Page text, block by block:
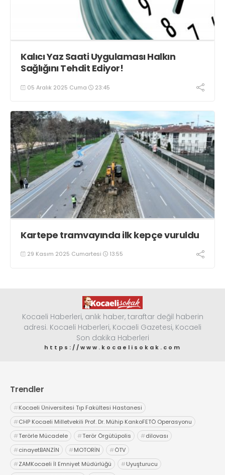
Kalıcı Yaz Saati Uygulaması Halkın
Sağlığını Tehdit Ediyor!
05 Aralık 2025 Cuma 23:45
Kartepe tramvayında ilk kepçe vuruldu
29 Kasım 2025 Cumartesi 13:55
Kocaeli Haberleri, anlık haber, taraftar değil haberin
adresi. Kocaeli Haberleri, Kocaeli Gazetesi, Kocaeli
Son dakika Haberleri
https://www.kocaelisokak.com
Trendler
#Kocaeli Üniversitesi Tıp Fakültesi Hastanesi
#CHP Kocaeli Milletvekili Prof. Dr. Mühip KankoFETÖ Operasyonu
#Terörle Mücadele #Terör Örgütüpolis #dilovası
#cinayetBANZİN #MOTORİN #ÖTV
#ZAMKocaeli İl Emniyet Müdürlüğü #Uyuşturucu